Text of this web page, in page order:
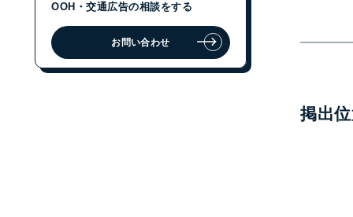
ジェイアール東日本企画に
OOH・交通広告の相談をする
掲出
OOH・交通広告の相談をする
お問い合わせ